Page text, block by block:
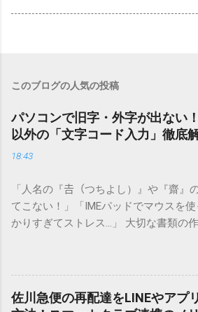
このブログの人気の投稿
パソコンで旧字・外字が出ない
以外の「文字コード入力」徹底
18:43
「人名の『𠮷（つちよし）』や『齋』
てこない！」「IMEパッドでマウスを
かりすぎてストレス…」 大切な書類の
てしまいますよね。多くの人が「IME
を使いますが、実はマウスで一画ずつ
し、似た漢字が多すぎて結局見つから
ません。 そこで今回は、IMEパッドを
佐川急便の再配達をLINEやアプ